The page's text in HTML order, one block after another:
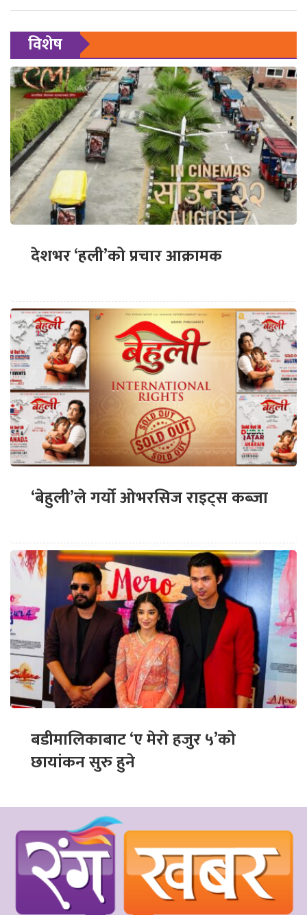
विशेष
देशभर ‘हली’को प्रचार आक्रामक
‘बेहुली’ले गर्यो ओभरसिज राइट्स कब्जा
बडीमालिकाबाट ‘ए मेरो हजुर ५’को
छायांकन सुरु हुने